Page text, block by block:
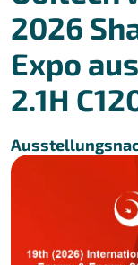
2026
Expo
2.1H